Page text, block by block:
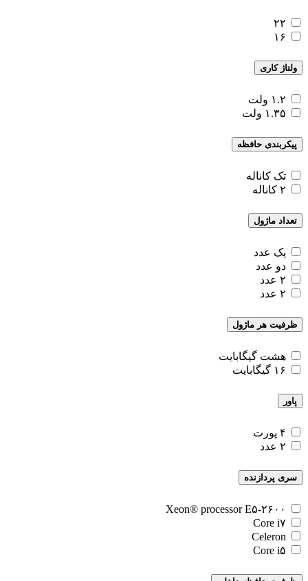
۲۲
۱۶
ولتاژ کاری
۱.۲ ولت
۱.۳۵ ولت
پیکربندی حافظه
تک کاناله
۲ کاناله
تعداد ماژول
یک عدد
دو عدد
۲ عدد
۲ عدد
ظرفیت هر ماژول
هشت گیگابایت
۱۶ گیگابایت
پاور
۴ پورت
۲ عدد
سری پردازنده
Xeon® processor E۵-۲۶۰۰
Core i۷
Celeron
Core i۵